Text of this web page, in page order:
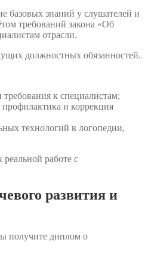
базовых знаний у слушателей и
требований закона «Об
отрасли.
должностных обязанностей.
к специалистам;
и коррекция
технологий в логопедии,
работе с
развития и
получите диплом о